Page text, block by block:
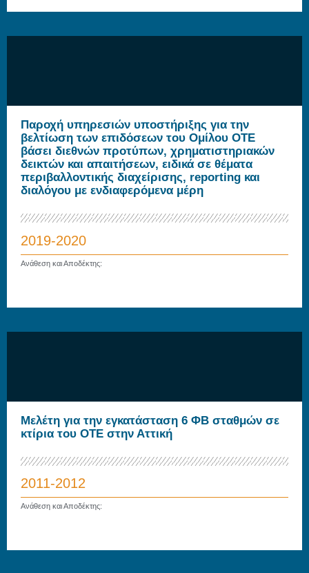
Παροχή υπηρεσιών υποστήριξης για την
βελτίωση των επιδόσεων του Ομίλου ΟΤΕ
βάσει διεθνών προτύπων, χρηματιστηριακών
δεικτών και απαιτήσεων, ειδικά σε θέματα
περιβαλλοντικής διαχείρισης, reporting και
διαλόγου με ενδιαφερόμενα μέρη
2019-2020
Ανάθεση και Αποδέκτης:
Μελέτη για την εγκατάσταση 6 ΦΒ σταθμών σε
κτίρια του ΟΤΕ στην Αττική
2011-2012
Ανάθεση και Αποδέκτης: